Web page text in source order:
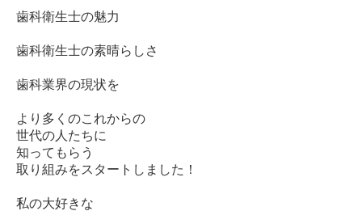
歯科衛生士の魅力
歯科衛生士の素晴らしさ
歯科業界の現状を
より多くのこれからの
世代の人たちに
知ってもらう
取り組みをスタートしました！
私の大好きな